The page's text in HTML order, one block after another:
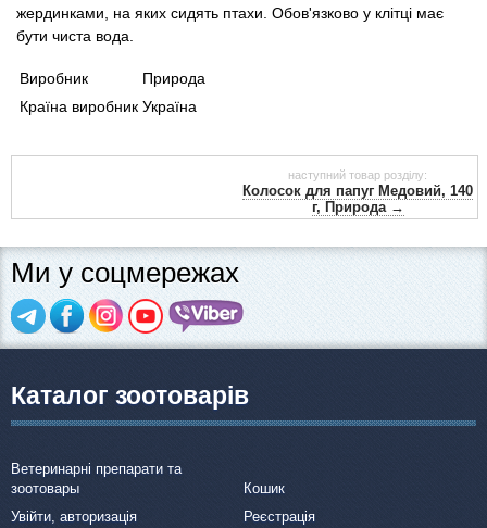
жердинками, на яких сидять птахи. Обов'язково у клітці має
бути чиста вода.
Виробник
Природа
Країна виробник Україна
наступний товар розділу:
Колосок для папуг Медовий, 140
г, Природа →
Ми у соцмережах
Каталог зоотоварів
Ветеринарні препарати та
зоотовары
Кошик
Увійти, авторизація
Реєстрація